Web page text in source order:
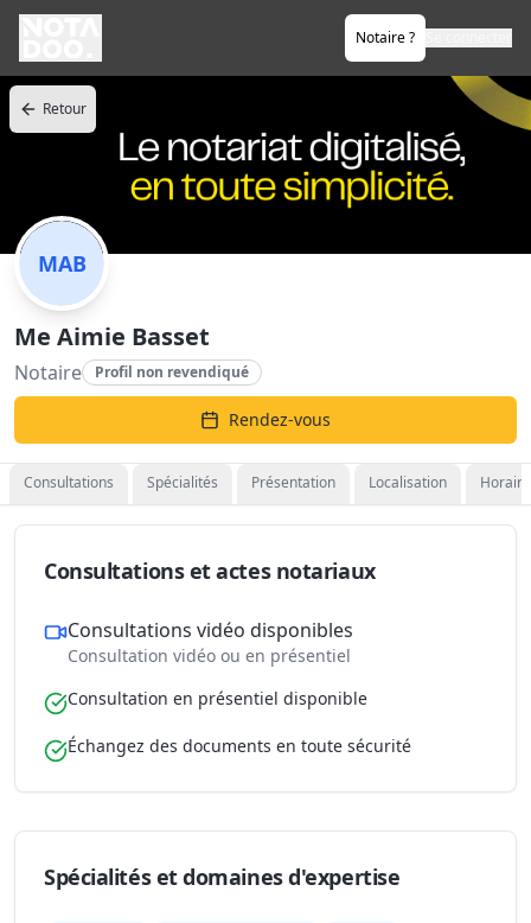
Notaire ?
Retour
MAB
Me Aimie Basset
Notaire Profil non revendiqué
Rendez-vous
Consultations Spécialités Présentation Localisation
Consultations et actes notariaux
Consultations vidéo disponibles
Consultation vidéo ou en présentiel
Consultation en présentiel disponible
Échangez des documents en toute sécurité
Spécialités et domaines d'expertise